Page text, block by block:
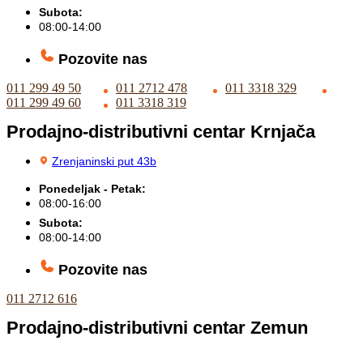
Subota:
08:00-14:00
Pozovite nas
011 299 49 50 011 2712 478
011 3318 329
011 299 49 60
011 3318 319
Prodajno-distributivni centar Krnjača
Zrenjaninski put 43b
Ponedeljak - Petak:
08:00-16:00
Subota:
08:00-14:00
Pozovite nas
011 2712 616
Prodajno-distributivni centar Zemun